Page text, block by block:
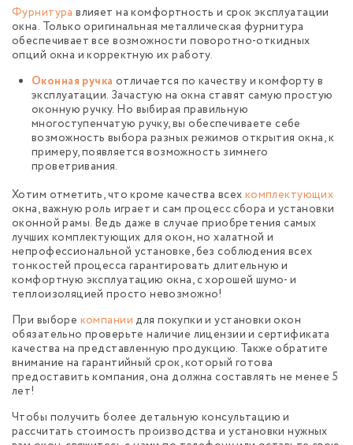
Фурнитура влияет на комфортность и срок эксплуатации
окна. Только оригинальная металлическая фурнитура
обеспечивает все возможности поворотно-откидных
опций окна и корректную их работу.
Оконная ручка отличается по качеству и комфорту в
эксплуатации. Зачастую на окна ставят самую простую
оконную ручку. Но выбирая правильную
многоступенчатую ручку, вы обеспечиваете себе
возможность выбора разных режимов открытия окна, к
примеру, появляется возможность зимнего
проветривания.
Хотим отметить, что кроме качества всех комплектующих
окна, важную роль играет и сам процесс сбора и установки
оконной рамы. Ведь даже в случае приобретения самых
лучших комплектующих для окон, но халатной и
непрофессиональной установке, без соблюдения всех
тонкостей процесса гарантировать длительную и
комфортную эксплуатацию окна, с хорошей шумо- и
теплоизоляцией просто невозможно!
При выборе компании для покупки и установки окон
обязательно проверьте наличие лицензии и сертификата
качества на представленную продукцию. Также обратите
внимание на гарантийный срок, который готова
предоставить компания, она должна составлять не менее 5
лет!
Чтобы получить более детальную консультацию и
рассчитать стоимость производства и установки нужных